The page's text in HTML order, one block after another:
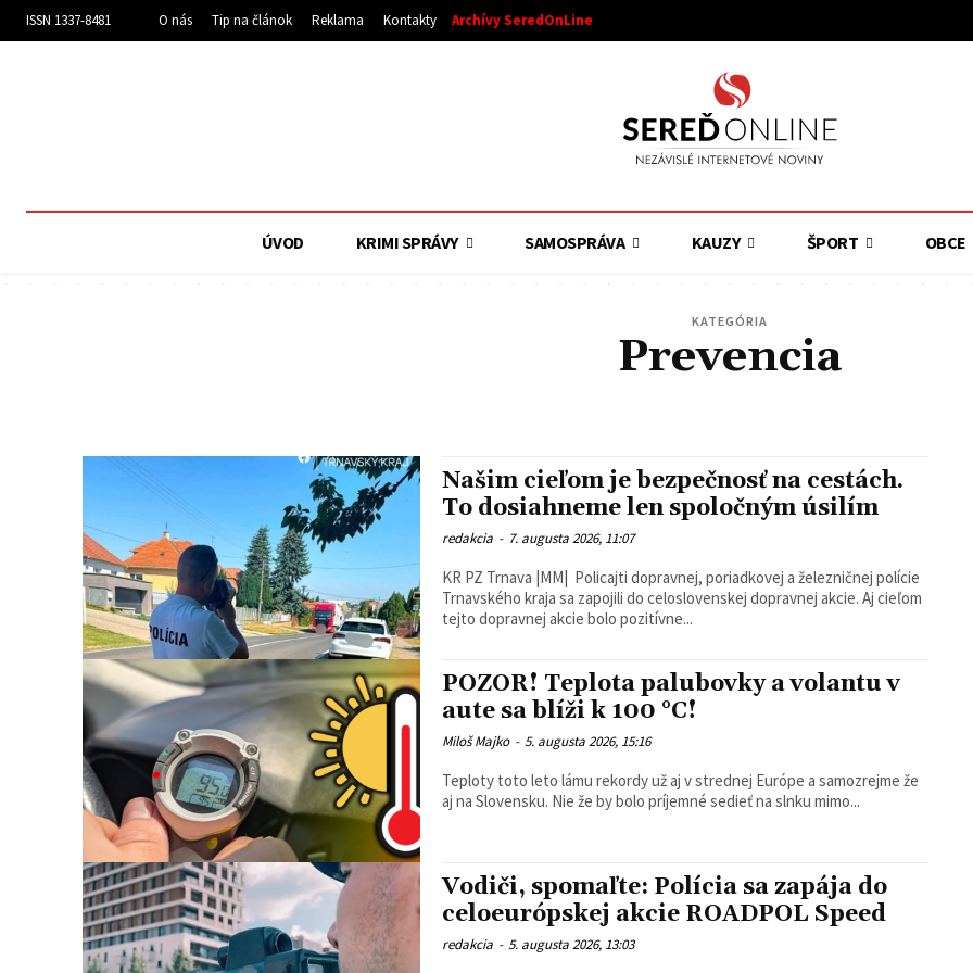
ISSN 1337-8481 O nás Tip na článok Reklama Kontakty Archívy SeredOnLine
ÚVOD KRIMI SPRÁVY SAMOSPRÁVA KAUZY ŠPORT OBCE
KATEGÓRIA
Prevencia
Našim cieľom je bezpečnosť na cestách.
To dosiahneme len spoločným úsilím
redakcia - 7. augusta 2026, 11:07
KR PZ Trnava |MM| Policajti dopravnej, poriadkovej a železničnej polície
Trnavského kraja sa zapojili do celoslovenskej dopravnej akcie. Aj cieľom
tejto dopravnej akcie bolo pozitívne...
POZOR! Teplota palubovky a volantu v
aute sa blíži k 100 °C!
Miloš Majko - 5. augusta 2026, 15:16
Teploty toto leto lámu rekordy už aj v strednej Európe a samozrejme že
aj na Slovensku. Nie že by bolo príjemné sedieť na slnku mimo...
Vodiči, spomaľte: Polícia sa zapája do
celoeurópskej akcie ROADPOL Speed
redakcia - 5. augusta 2026, 13:03